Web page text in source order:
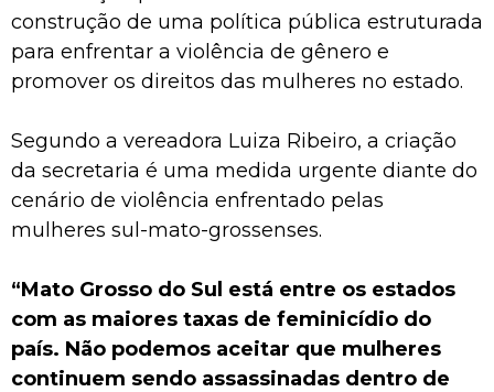
construção de uma política pública estruturada
para enfrentar a violência de gênero e
promover os direitos das mulheres no estado.
Segundo a vereadora Luiza Ribeiro, a criação
da secretaria é uma medida urgente diante do
cenário de violência enfrentado pelas
mulheres sul-mato-grossenses.
“Mato Grosso do Sul está entre os estados
com as maiores taxas de feminicídio do
país. Não podemos aceitar que mulheres
continuem sendo assassinadas dentro de